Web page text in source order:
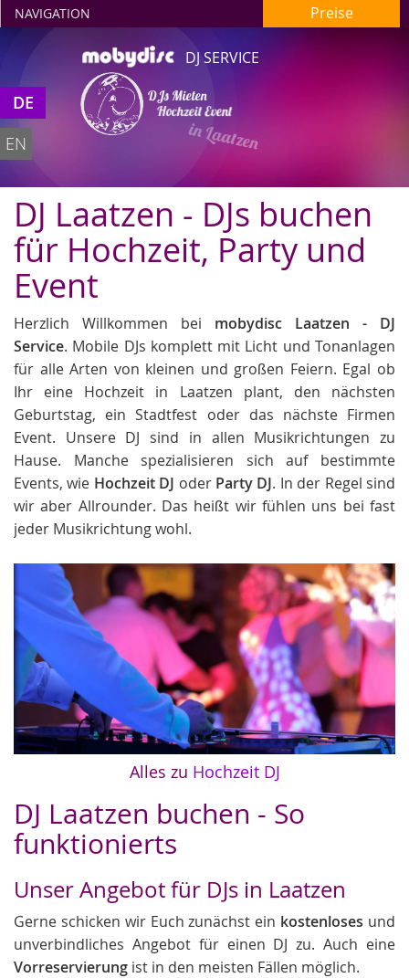
DJ SERVICE
DJs Mieten
Hochzeit Event
in Laatzen
NAVIGATION Preise
DE
EN
DJ Laatzen - DJs buchen
für Hochzeit, Party und
Event
Herzlich Willkommen bei mobydisc Laatzen - DJ
Service. Mobile DJs komplett mit Licht und Tonanlagen
für alle Arten von kleinen und großen Feiern. Egal ob
Ihr eine Hochzeit in Laatzen plant, den nächsten
Geburtstag, ein Stadtfest oder das nächste Firmen
Event. Unsere DJ sind in allen Musikrichtungen zu
Hause. Manche spezialisieren sich auf bestimmte
Events, wie Hochzeit DJ oder Party DJ. In der Regel sind
wir aber Allrounder. Das heißt wir fühlen uns bei fast
jeder Musikrichtung wohl.
Alles zu Hochzeit DJ
DJ Laatzen buchen - So
funktionierts
Unser Angebot für DJs in Laatzen
Gerne schicken wir Euch zunächst ein kostenloses und
unverbindliches Angebot für einen DJ zu. Auch eine
Vorreservierung ist in den meisten Fällen möglich.